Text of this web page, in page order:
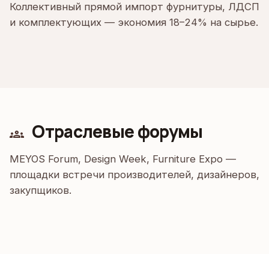
Коллективный прямой импорт фурнитуры, ЛДСП
и комплектующих — экономия 18–24% на сырье.
groups Отраслевые форумы
MEYOS Forum, Design Week, Furniture Expo —
площадки встречи производителей, дизайнеров,
закупщиков.